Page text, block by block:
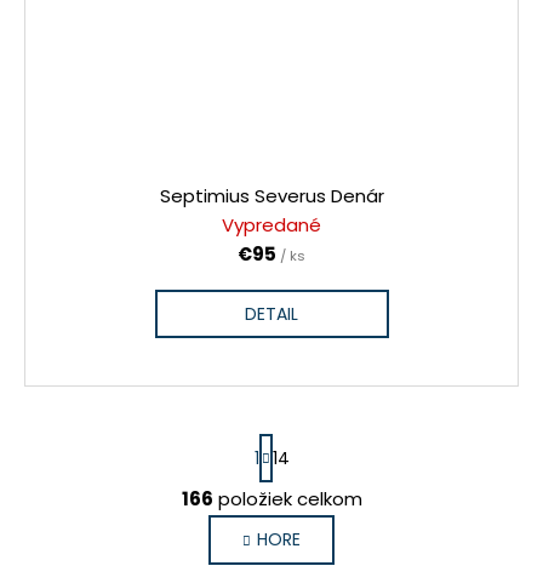
Septimius Severus Denár
Vypredané
€95 / ks
DETAIL
O
v
l
S
t
r
á
n
k
1 14
166 položiek celkom
HORE